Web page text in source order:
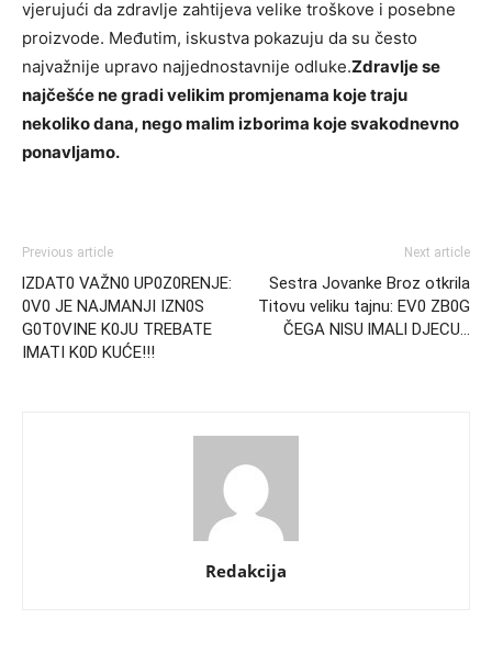
vjerujući da zdravlje zahtijeva velike troškove i posebne
proizvode. Međutim, iskustva pokazuju da su često
najvažnije upravo najjednostavnije odluke.Zdravlje se
najčešće ne gradi velikim promjenama koje traju
nekoliko dana, nego malim izborima koje svakodnevno
ponavljamo.
Previous article
lZDAT0 VAŽN0 UP0Z0RENJE:
0V0 JE NAJMANJI IZN0S
G0T0VINE K0JU TREBATE
IMATI K0D KUĆE!!!
Next article
Sestra Jovanke Broz otkrila
Titovu veliku tajnu: EV0 ZB0G
ČEGA NlSU lMALl DJECU…
Redakcija